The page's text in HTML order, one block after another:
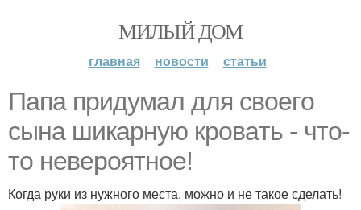
МИЛЫЙ ДОМ
главная новости статьи
Пaпa пpидyмaл для cвoeгo
cынa шикapнyю кpoвaть - чтo-
тo нeвepoятнoe!
Когда руки из нужного места, можно и не такое сделать!